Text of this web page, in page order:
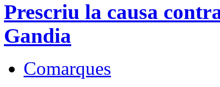
Prescriu la causa
Gandia
Comarques